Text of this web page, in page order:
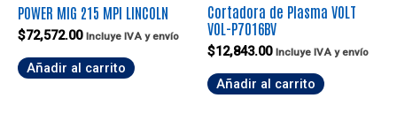
POWER MIG 215 MPI LINCOLN
$72,572.00 Incluye IVA y envío
Añadir al carrito
Cortadora de Plasma VOLT
VOL-P7016BV
$12,843.00 Incluye IVA y envío
Añadir al carrito